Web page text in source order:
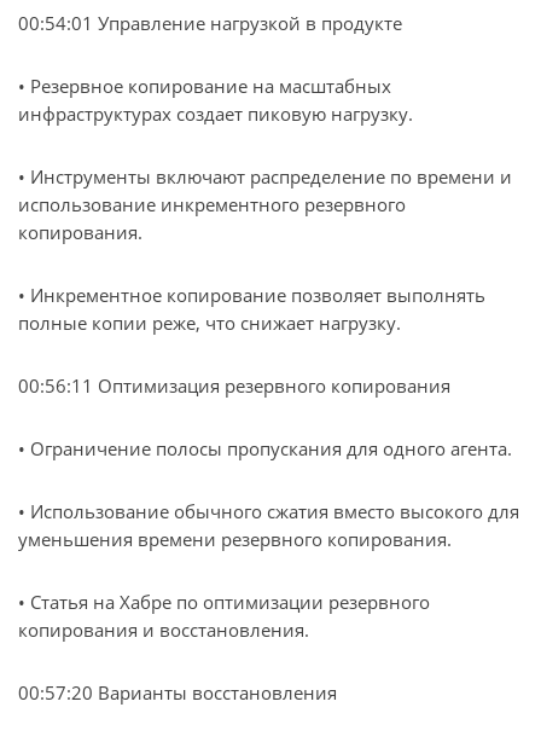
00:54:01 Управление нагрузкой в продукте
• Резервное копирование на масштабных
инфраструктурах создает пиковую нагрузку.
• Инструменты включают распределение по времени и
использование инкрементного резервного
копирования.
• Инкрементное копирование позволяет выполнять
полные копии реже, что снижает нагрузку.
00:56:11 Оптимизация резервного копирования
• Ограничение полосы пропускания для одного агента.
• Использование обычного сжатия вместо высокого для
уменьшения времени резервного копирования.
• Статья на Хабре по оптимизации резервного
копирования и восстановления.
00:57:20 Варианты восстановления